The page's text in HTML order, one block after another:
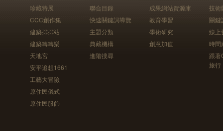
珍藏特展
CCC創作集
建築排排站
建築轉轉樂
天地宮
安平追想1661
工藝大冒險
原住民儀式
原住民服飾
聯合目錄
快速關鍵詞導覽
主題分類
典藏機構
進階搜尋
成果網站資源庫
教育學習
學術研究
創意加值
技術
關鍵
線上
時間
跟
旅行